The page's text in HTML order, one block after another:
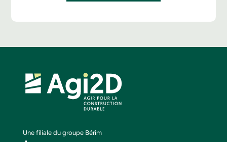
Une filiale du groupe Bérim